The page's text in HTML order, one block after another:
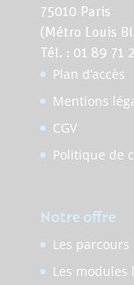
75010 Paris
(Métro Louis
Tél. : 01 89 71
Plan d’accès
Mentions
CGV
Politique de
Notre offre
Les
Les modules